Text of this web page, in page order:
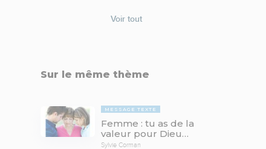
Voir tout
Sur le même thème
MESSAGE TEXTE
Femme : tu as de la
valeur pour Dieu…
Sylvie Corman